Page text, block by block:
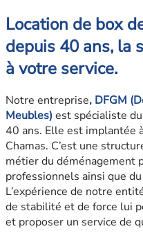
Location de box
depuis 40 ans, la
à votre service.
Notre entreprise, DFGM
Meubles) est spécialiste
40 ans. Elle est implantée
Chamas. C’est une
métier du déménagement
professionnels ainsi que
L’expérience de notre
de stabilité et de force lui
et proposer un service de